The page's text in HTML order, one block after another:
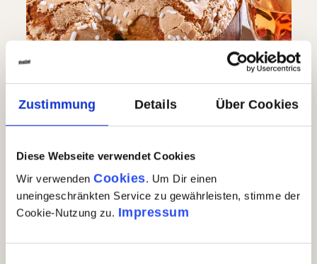
Zustimmung Details Über Cookies
Diese Webseite verwendet Cookies
Wir verwenden Cookies. Um Dir einen
uneingeschränkten Service zu gewährleisten, stimme der
Cookie-Nutzung zu. Impressum
Colomba all'albicocca im